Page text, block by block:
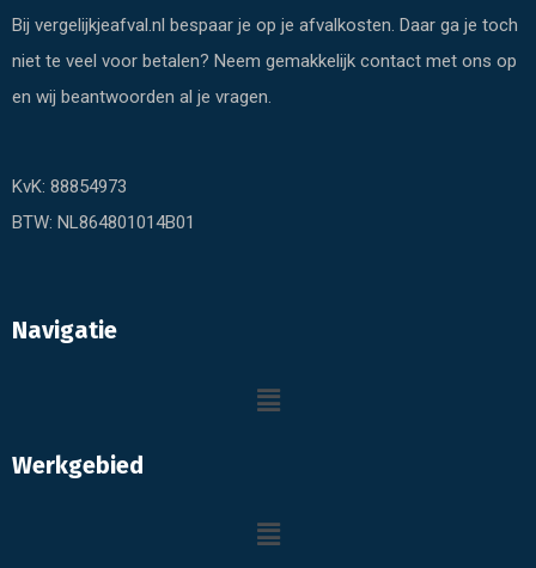
Bij vergelijkjeafval.nl bespaar je op je afvalkosten. Daar ga je toch
niet te veel voor betalen? Neem gemakkelijk contact met ons op
en wij beantwoorden al je vragen.
KvK: 88854973
BTW: NL864801014B01
Navigatie
Werkgebied